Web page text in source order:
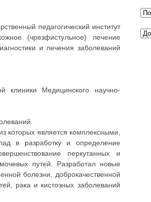
педагогический институт
(чрезфистульное) лечение
и лечения заболеваний
клиники Медицинского научно-
которых является комплексными,
в разработку и определение
перкутанных и
путей. Разработал новые
болезни, доброкачественной
рака и кистозных заболеваний